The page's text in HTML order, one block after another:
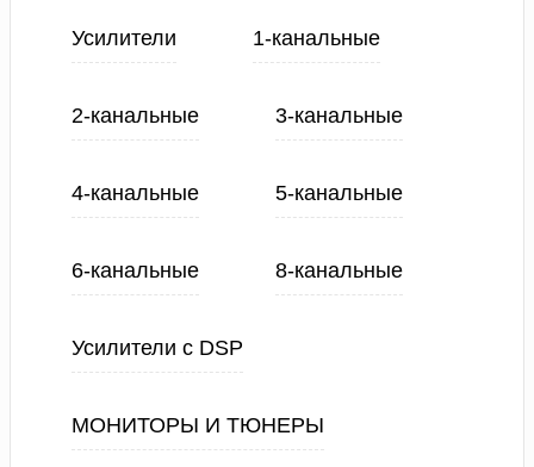
Усилители 1-канальные
2-канальные 3-канальные
4-канальные 5-канальные
6-канальные 8-канальные
Усилители с DSP
МОНИТОРЫ И ТЮНЕРЫ